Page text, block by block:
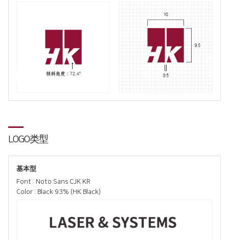
特殊用途∨
混合加工机
LOGO类型
基本型
Font : Noto Sans CJK KR
Color : Black 93% (HK Black)